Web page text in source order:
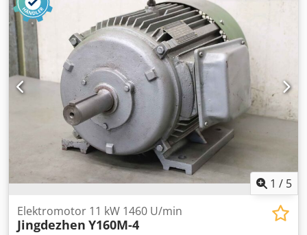
1 / 5
Elektromotor 11 kW 1460 U/min
Jingdezhen Y160M-4